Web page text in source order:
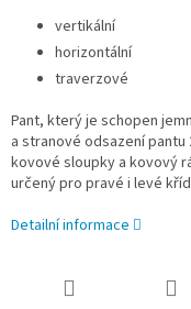
vertikální
horizontální
traverzové
Pant, který je schopen
a stranové odsazení pantu
kovové sloupky a kovový
určený pro pravé i levé
Detailní informace